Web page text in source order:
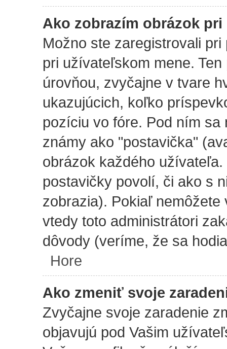
Ako zobrazím obrázok
Možno ste zaregistrovali
pri užívateľskom mene.
úrovňou, zvyčajne v tvare
ukazujúcich, koľko
pozíciu vo fóre. Pod ním
známy ako "postavička"
obrázok každého
postavičky povolí, či ako s
zobrazia). Pokiaľ
vtedy toto administrátori
dôvody (veríme, že sa
Hore
Ako zmeniť svoje
Zvyčajne svoje zaradenie
objavujú pod Vašim